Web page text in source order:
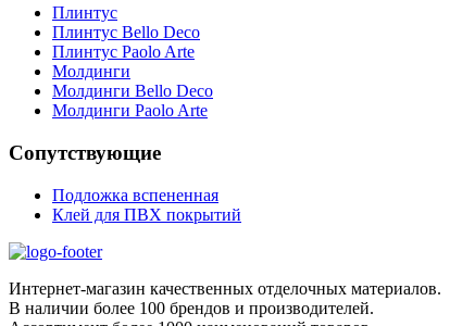
Плинтус
Плинтус Bello Deco
Плинтус Paolo Arte
Молдинги
Молдинги Bello Deco
Молдинги Paolo Arte
Сопутствующие
Подложка вспененная
Клей для ПВХ покрытий
Интернет-магазин качественных отделочных материалов.
В наличии более 100 брендов и производителей.